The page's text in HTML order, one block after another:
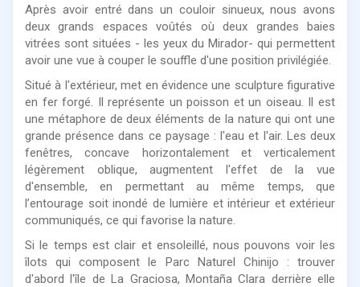
Après avoir entré dans un couloir sinueux, nous avons
deux grands espaces voûtés où deux grandes baies
vitrées sont situées - les yeux du Mirador- qui permettent
avoir une vue à couper le souffle d'une position privilégiée.
Situé à l'extérieur, met en évidence une sculpture figurative
en fer forgé. Il représente un poisson et un oiseau. Il est
une métaphore de deux éléments de la nature qui ont une
grande présence dans ce paysage : l'eau et l'air. Les deux
fenêtres, concave horizontalement et verticalement
légèrement oblique, augmentent l'effet de la vue
d'ensemble, en permettant au même temps, que
l’entourage soit inondé de lumière et intérieur et extérieur
communiqués, ce qui favorise la nature.
Si le temps est clair et ensoleillé, nous pouvons voir les
îlots qui composent le Parc Naturel Chinijo : trouver
d'abord l'île de La Graciosa, Montaña Clara derrière elle